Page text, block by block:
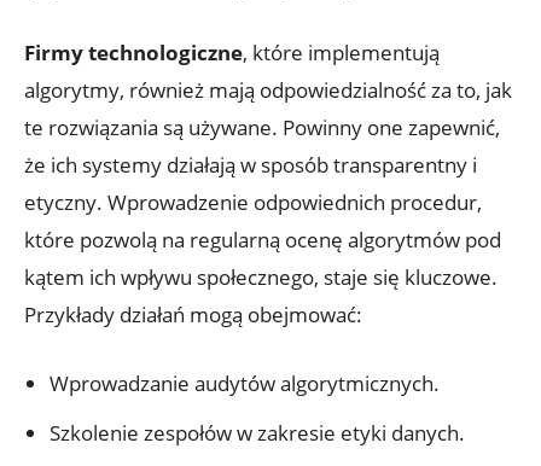
Firmy technologiczne, które implementują
algorytmy, również mają odpowiedzialność za to, jak
te rozwiązania są używane. Powinny one zapewnić,
że ich systemy działają w sposób transparentny i
etyczny. Wprowadzenie odpowiednich procedur,
które pozwolą na regularną ocenę algorytmów pod
kątem ich wpływu społecznego, staje się kluczowe.
Przykłady działań mogą obejmować:
Wprowadzanie audytów algorytmicznych.
Szkolenie zespołów w zakresie etyki danych.